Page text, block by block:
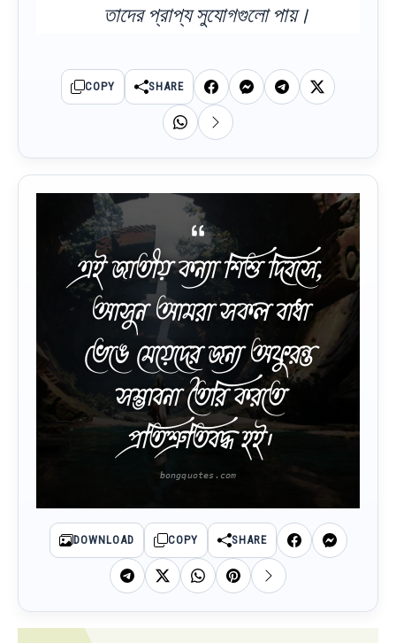
তাদের প্রাপ্য সুযোগগুলো পায়।
COPY SHARE
এই জাতীয় কন্যা শিশু দিবসে,
আসুন আমরা সকল বাধা
ভেঙে মেয়েদের জন্য অফুরন্ত
সম্ভাবনা তৈরি করতে
প্রতিশ্রুতিবদ্ধ হই।
DOWNLOAD COPY SHARE